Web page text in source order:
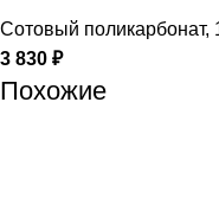
Сотовый поликарбонат,
3 830 ₽
Похожие